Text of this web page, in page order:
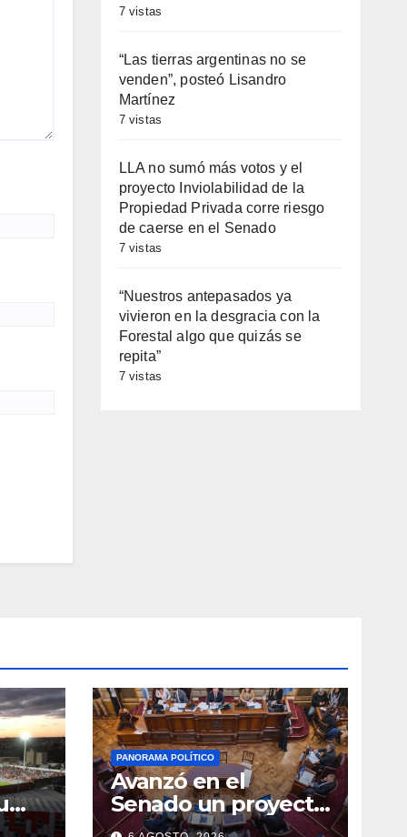
7 vistas
“Las tierras argentinas no se
venden”, posteó Lisandro
Martínez
7 vistas
LLA no sumó más votos y el
proyecto Inviolabilidad de la
Propiedad Privada corre riesgo
de caerse en el Senado
7 vistas
“Nuestros antepasados ya
vivieron en la desgracia con la
Forestal algo que quizás se
repita”
7 vistas
el
PANORAMA POLÍTICO
Avanzó en el
Senado un proyecto
para la participación